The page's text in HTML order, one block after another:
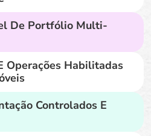
De Portfólio Multi-
Operações Habilitadas
Controlados E